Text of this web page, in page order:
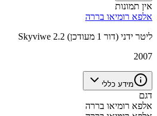
אין תמונות
אלפא רומיאו בררה
Skyviwe 2.2 ליטר ידני (דור 1 מעודכן)
2007
מידע כללי
דגם
אלפא רומיאו בררה